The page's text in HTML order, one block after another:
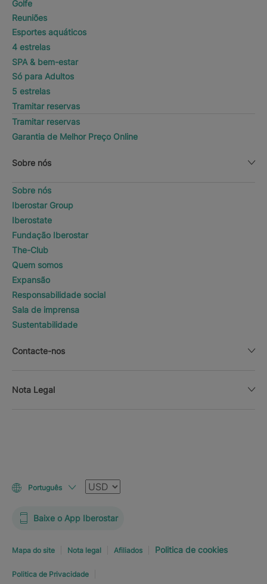
Golfe
Reuniões
Esportes aquáticos
4 estrelas
SPA & bem-estar
Só para Adultos
5 estrelas
Tramitar reservas
Tramitar reservas
Garantia de Melhor Preço Online
Sobre nós
Sobre nós
Iberostar Group
Iberostate
Fundação Iberostar
The-Club
Quem somos
Expansão
Responsabilidade social
Sala de imprensa
Sustentabilidade
Contacte-nos
Nota Legal
Português Moeda
Baixe o App Iberostar
Mapa do site Nota legal Afiliados Politica de cookies
Politica de Privacidade